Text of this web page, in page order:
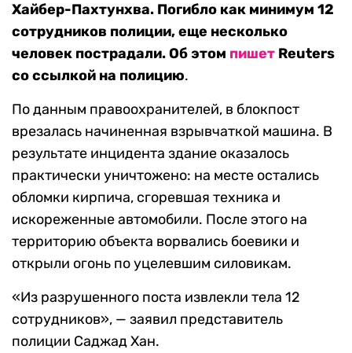
Хайбер-Пахтунхва. Погибло как минимум 12
сотрудников полиции, еще несколько
человек пострадали. Об этом пишет Reuters
со ссылкой на полицию.
По данным правоохранителей, в блокпост
врезалась начиненная взрывчаткой машина. В
результате инцидента здание оказалось
практически уничтожено: на месте остались
обломки кирпича, сгоревшая техника и
искореженные автомобили. После этого на
территорию объекта ворвались боевики и
открыли огонь по уцелевшим силовикам.
«Из разрушенного поста извлекли тела 12
сотрудников», — заявил представитель
полиции Саджад Хан.